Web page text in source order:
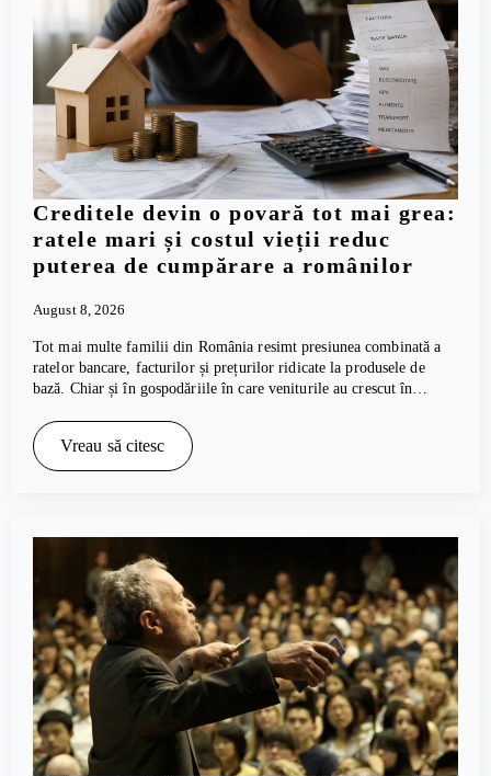
Creditele devin o povară tot mai grea:
ratele mari și costul vieții reduc
puterea de cumpărare a românilor
August 8, 2026
Tot mai multe familii din România resimt presiunea combinată a
ratelor bancare, facturilor și prețurilor ridicate la produsele de
bază. Chiar și în gospodăriile în care veniturile au crescut în…
Vreau să citesc